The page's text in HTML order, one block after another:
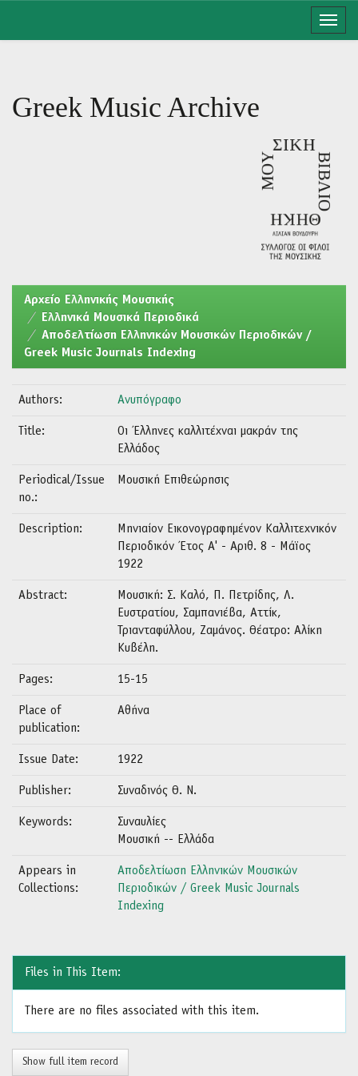
Greek Music Archive
Aρχείο Ελληνικής Μουσικής
Ελληνικά Μουσικά Περιοδικά
Αποδελτίωση Ελληνικών Μουσικών Περιοδικών /
Greek Music Journals Indexing
Authors: Ανυπόγραφο
Title:
Οι Έλληνες καλλιτέχναι μακράν της
Ελλάδος
Periodical/Issue
no.:
Μουσική Επιθεώρησις
Description:
Μηνιαίον Εικονογραφημένον Καλλιτεχνικόν
Περιοδικόν Έτος Α' - Αριθ. 8 - Μάϊος
1922
Abstract:
Μουσική: Σ. Καλό, Π. Πετρίδης, Λ.
Ευστρατίου, Σαμπανιέβα, Αττίκ,
Τριανταφύλλου, Ζαμάνος. Θέατρο: Αλίκη
Κυβέλη.
Pages: 15-15
Place of
publication:
Αθήνα
Issue Date: 1922
Publisher: Συναδινός Θ. Ν.
Keywords:
Συναυλίες
Μουσική -- Ελλάδα
Appears in
Collections:
Αποδελτίωση Ελληνικών Μουσικών
Περιοδικών / Greek Music Journals
Indexing
Files in This Item:
There are no files associated with this item.
Show full item record